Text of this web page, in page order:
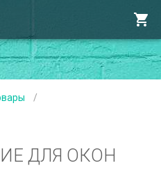
/
ДЛЯ ОКОН